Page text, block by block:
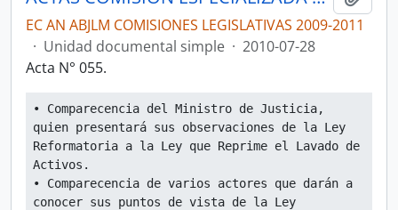
EC AN ABJLM COMISIONES LEGISLATIVAS 2009-2011
· Unidad documental simple · 2010-07-28
Acta N° 055.
• Comparecencia del Ministro de Justicia,
quien presentará sus observaciones de la Ley
Reformatoria a la Ley que Reprime el Lavado de
Activos.
• Comparecencia de varios actores que darán a
conocer sus puntos de vista de la Ley